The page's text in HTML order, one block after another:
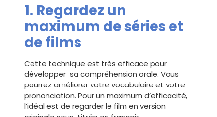
1. Regardez un
maximum de séries et
de films
Cette technique est très efficace pour
développer sa compréhension orale. Vous
pourrez améliorer votre vocabulaire et votre
prononciation. Pour un maximum d’efficacité,
l’idéal est de regarder le film en version